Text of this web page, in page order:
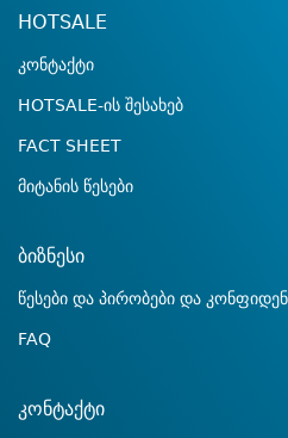
HOTSALE
კონტაქტი
HOTSALE-ის შესახებ
FACT SHEET
მიტანის წესები
ბიზნესი
წესები და პირობები და
FAQ
კონტაქტი